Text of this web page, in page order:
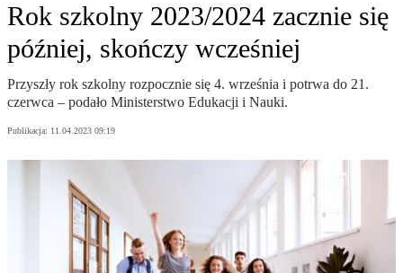
Rok szkolny 2023/2024 zacznie się
później, skończy wcześniej
Przyszły rok szkolny rozpocznie się 4. września i potrwa do 21.
czerwca – podało Ministerstwo Edukacji i Nauki.
Publikacja: 11.04.2023 09:19